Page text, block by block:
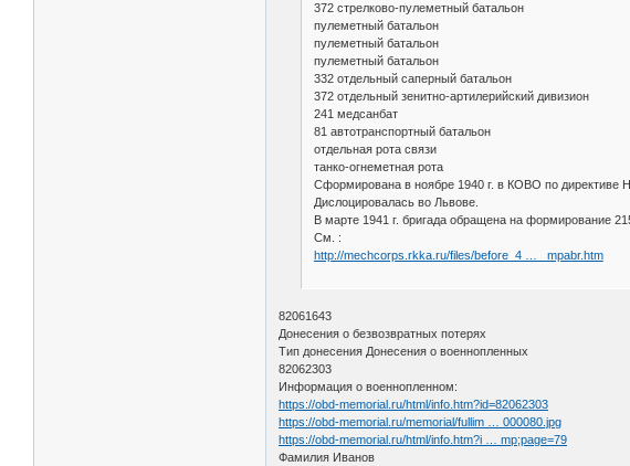
372 стрелково-пулеметный батальон
пулеметный батальон
пулеметный батальон
пулеметный батальон
332 отдельный саперный батальон
372 отдельный зенитно-артилерийский дивизион
241 медсанбат
81 автотранспортный батальон
отдельная рота связи
танко-огнеметная рота
Сформирована в ноябре 1940 г. в КОВО по директиве
Дислоцировалась во Львове.
В марте 1941 г. бригада обращена на формирование
См. :
http://mechcorps.rkka.ru/files/before_4 … _mpabr.htm
82061643
Донесения о безвозвратных потерях
Тип донесения Донесения о военнопленных
82062303
Информация о военнопленном:
https://obd-memorial.ru/html/info.htm?id=82062303
https://obd-memorial.ru/memorial/fullim … 000080.jpg
https://obd-memorial.ru/html/info.htm?i … mp;page=79
Фамилия Иванов